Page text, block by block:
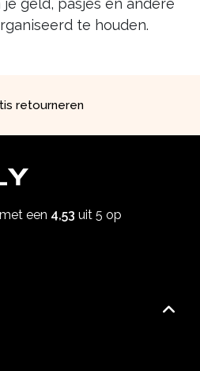
geld, pasjes en andere
te houden.
een 4,53 uit 5 op